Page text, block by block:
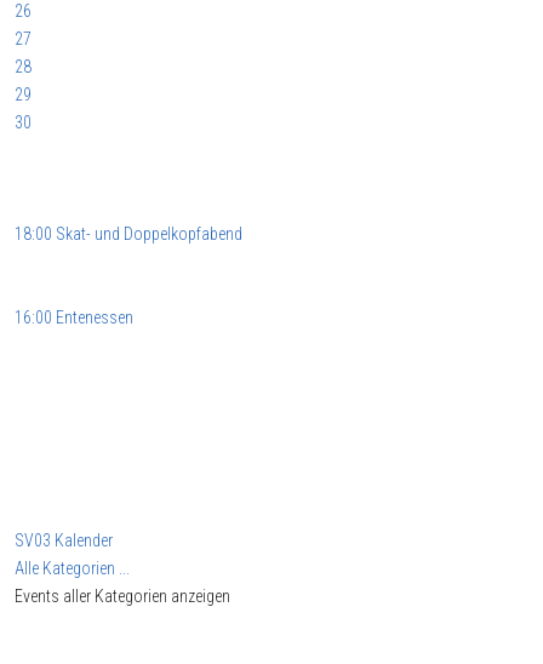
26
27
28
29
30
18:00 Skat- und Doppelkopfabend
16:00 Entenessen
SV03 Kalender
Alle Kategorien ...
Events aller Kategorien anzeigen